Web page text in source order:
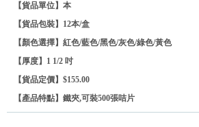
【貨品單位】本
【貨品包裝】12本/盒
【顏色選擇】紅色/藍色/黑色/灰色/綠色/黃色
【厚度】1 1/2 吋
【貨品定價】$155.00
【產品特點】鐵夾,可裝500張咭片